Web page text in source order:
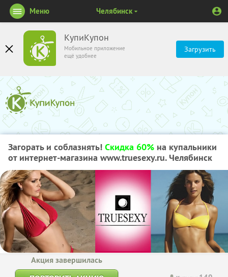
КупиКупон
Мобильное приложение
ещё удобнее
Загрузить
Меню Челябинск
Загорать и соблазнять! Скидка 60% на купальники
от интернет-магазина www.truesexy.ru. Челябинск
Акция завершилась